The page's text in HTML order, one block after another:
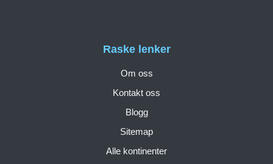
Raske lenker
Om oss
Kontakt oss
Blogg
Sitemap
Alle kontinenter